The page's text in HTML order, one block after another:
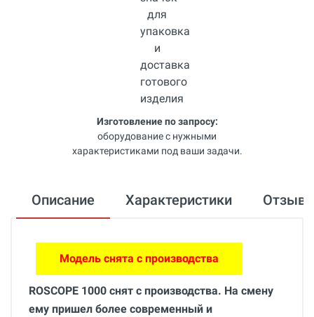
Изготовление по запросу:
оборудование с нужными
характеристиками под ваши задачи.
Описание Характеристики
Модель снята с производства
ROSCOPE 1000 снят с производства. На смену
ему пришел более современный и